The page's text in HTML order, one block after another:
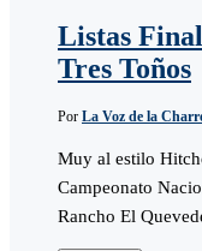
Listas
Tres Toños
Por La Voz de la
Muy al estilo
Campeonato
Rancho El